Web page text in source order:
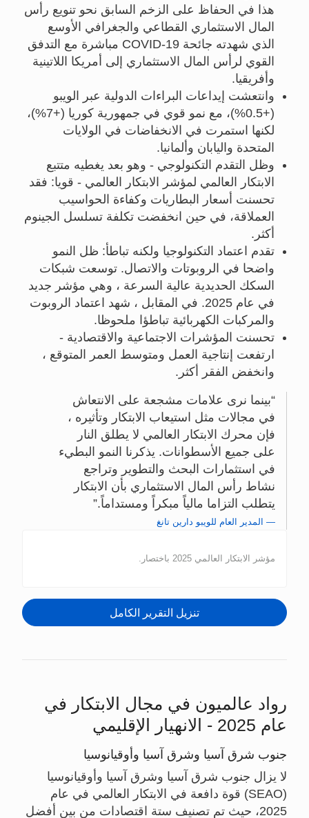
هذا في الحفاظ على الزخم السابق نحو تنويع رأس
المال الاستثماري القطاعي والجغرافي الأوسع
الذي شهدته جائحة COVID-19 مباشرة مع التدفق
القوي لرأس المال الاستثماري إلى أمريكا اللاتينية
وأفريقيا.
وانتعشت إيداعات البراءات الدولية عبر الويبو
(+0.5%)، مع نمو قوي في جمهورية كوريا (+7%)،
لكنها استمرت في الانخفاضات في الولايات
المتحدة واليابان وألمانيا.
وظل التقدم التكنولوجي - وهو بعد يغطيه متتبع
الابتكار العالمي لمؤشر الابتكار العالمي - قويا: فقد
تحسنت أسعار البطاريات وكفاءة الحواسيب
العملاقة، في حين انخفضت تكلفة تسلسل الجينوم
أكثر.
تقدم اعتماد التكنولوجيا ولكنه تباطأ: ظل النمو
واضحا في الروبوتات والاتصال. توسعت شبكات
السكك الحديدية عالية السرعة ، وهي مؤشر جديد
في عام 2025. في المقابل ، شهد اعتماد الروبوت
والمركبات الكهربائية تباطؤا ملحوظا.
تحسنت المؤشرات الاجتماعية والاقتصادية -
ارتفعت إنتاجية العمل ومتوسط العمر المتوقع ،
وانخفض الفقر أكثر.
بينما نرى علامات مشجعة على الانتعاش
في مجالات مثل استيعاب الابتكار وتأثيره ،
فإن محرك الابتكار العالمي لا يطلق النار
على جميع الأسطوانات. يذكرنا النمو البطيء
في استثمارات البحث والتطوير وتراجع
نشاط رأس المال الاستثماري بأن الابتكار
يتطلب التزاما مالياً مبكراً ومستداماً.
المدير العام للويبو دارين تانغ
مؤشر الابتكار العالمي 2025 باختصار.
تنزيل التقرير الكامل
رواد عالميون في مجال الابتكار في
عام 2025 - الانهيار الإقليمي
جنوب شرق آسيا وشرق آسيا وأوقيانوسيا
لا يزال جنوب شرق آسيا وشرق آسيا وأوقيانوسيا
(SEAO) قوة دافعة في الابتكار العالمي في عام
2025، حيث تم تصنيف ستة اقتصادات من بين أفضل